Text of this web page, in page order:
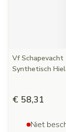
Vf Schapevacht
Synthetisch
€ 58,31
Niet